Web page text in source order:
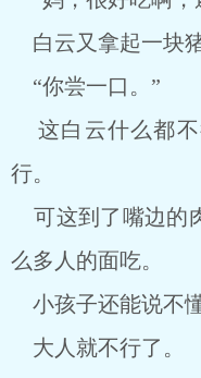
白云又拿起一块
“你尝一口。”
这白云什么都不
行。
可这到了嘴边的
么多人的面吃。
小孩子还能说不懂
大人就不行了。